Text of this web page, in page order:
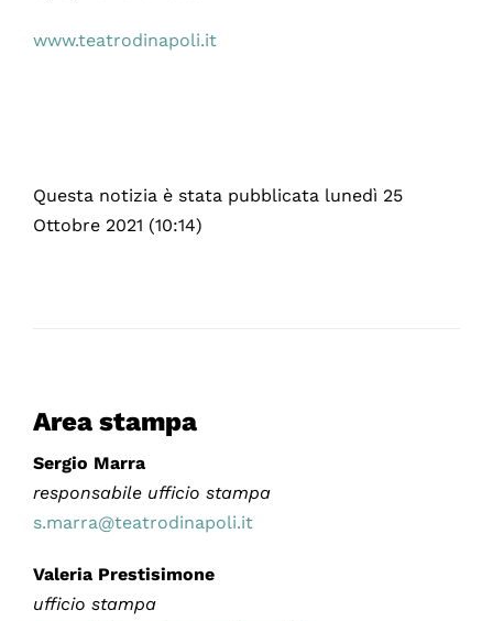
www.teatrodinapoli.it
Questa notizia è stata pubblicata lunedì 25
Ottobre 2021 (10:14)
Area stampa
Sergio Marra
responsabile ufficio stampa
s.marra@teatrodinapoli.it
Valeria Prestisimone
ufficio stampa